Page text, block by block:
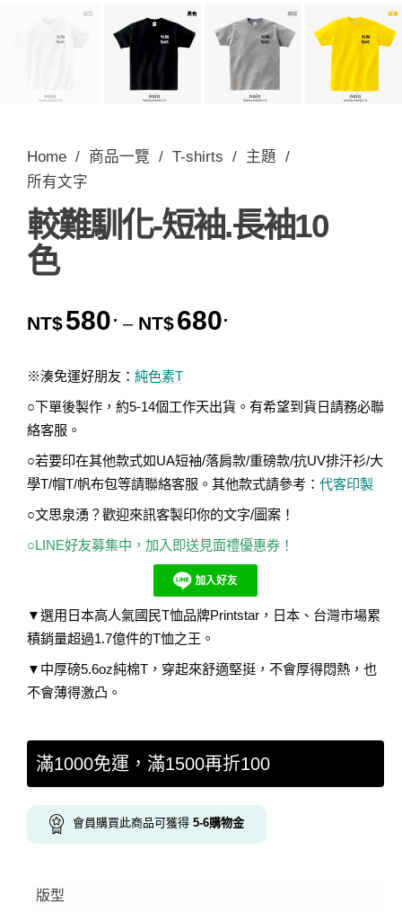
Home / 商品一覽 / T-shirts / 主題 /
所有文字
較難馴化-短袖.長袖10
色
NT$580 . – NT$680.
※湊免運好朋友： 純色素T
○下單後製作，約5-14個工作天出貨。有希望到貨日請務必聯
絡客服。
○若要印在其他款式如UA短袖/落肩款/重磅款/抗UV排汗衫/大
學T/帽T/帆布包等請聯絡客服。其他款式請參考： 代客印製
○文思泉湧？歡迎來訊客製印你的文字/圖案！
○LINE好友募集中，加入即送見面禮優惠券！
▼選用日本高人氣國民T恤品牌Printstar，日本、台灣市場累
積銷量超過1.7億件的T恤之王。
▼中厚磅5.6oz純棉T，穿起來舒適堅挺，不會厚得悶熱，也
不會薄得激凸。
滿1000免運，滿1500再折100
會員購買此商品可獲得 5-6購物金
版型